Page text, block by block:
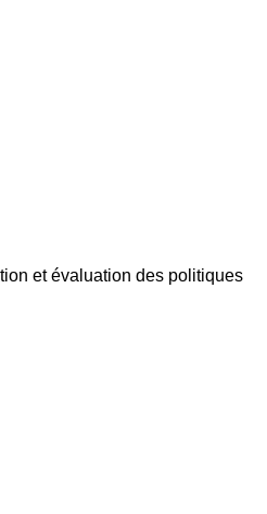
et évaluation des politiques